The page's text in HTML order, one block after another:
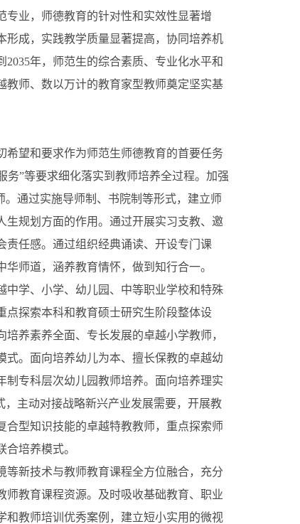
业，师德教育的针对性和实效性显著增
形成，实践教学质量显著提高，协同培养机
2035年，师范生的综合素质、专业化水平和
教师、数以万计的教育家型教师奠定坚实基
望和要求作为师范生师德教育的首要任务
务”等要求细化落实到教师培养全过程。加强
通过实施导师制、书院制等形式，建立师
生规划方面的作用。通过开展实习支教、邀
责任感。通过组织经典诵读、开设专门课
师道，涵养教育情怀，做到知行合一。
学、小学、幼儿园、中等职业学校和特殊
点探索本科和教育硕士研究生阶段整体设
养素养全面、专长发展的卓越小学教师，
。面向培养幼儿为本、擅长保教的卓越幼
制专科层次幼儿园教师培养。面向培养理实
，主动对接战略新兴产业发展需要，开展教
型知识技能的卓越特教教师，重点探索师
培养模式。
新技术与教师教育课程全方位融合，充分
教育课程资源。及时吸收基础教育、职业
和教师培训优秀案例，建立短小实用的微视